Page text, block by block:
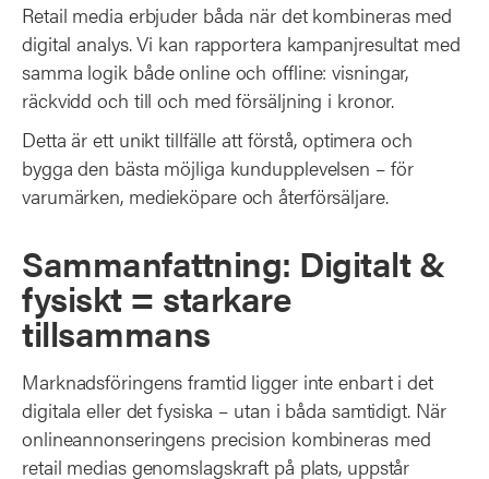
Retail media erbjuder båda när det kombineras med
digital analys. Vi kan rapportera kampanjresultat med
samma logik både online och offline: visningar,
räckvidd och till och med försäljning i kronor.
Detta är ett unikt tillfälle att förstå, optimera och
bygga den bästa möjliga kundupplevelsen – för
varumärken, medieköpare och återförsäljare.
Sammanfattning: Digitalt &
fysiskt = starkare
tillsammans
Marknadsföringens framtid ligger inte enbart i det
digitala eller det fysiska – utan i båda samtidigt. När
onlineannonseringens precision kombineras med
retail medias genomslagskraft på plats, uppstår